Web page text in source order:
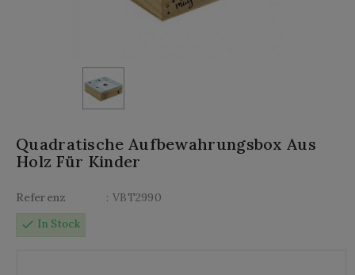
Quadratische Aufbewahrungsbox Aus
Holz Für Kinder
Referenz
: VBT2990
check In Stock